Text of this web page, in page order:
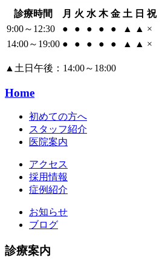
診療時間 月 火 水 木 金 土 日 祝
9:00～12:30
● ● ● ● ● ▲ ▲ ×
14:00～19:00 ● ● ● ● ● ▲ ▲ ×
▲ 土日午後：14:00～18:00
Home
初めての方へ
スタッフ紹介
医院案内
アクセス
採用情報
症例紹介
お知らせ
ブログ
診療案内